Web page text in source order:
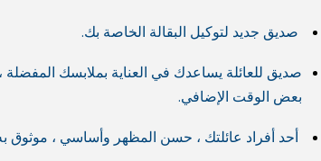
صديق جديد لتوكيل البقالة الخاصة بك.
صديق للعائلة يساعدك في العناية بملابسك
بعض الوقت الإضافي.
أحد أفراد عائلتك ، حسن المظهر وأساسي ، موثوق